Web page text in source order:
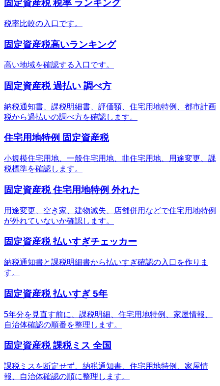
固定資産税 税率 ランキング
税率比較の入口です。
固定資産税高いランキング
高い地域を確認する入口です。
固定資産税 過払い 調べ方
納税通知書、課税明細書、評価額、住宅用地特例、都市計画
税から過払いの調べ方を確認します。
住宅用地特例 固定資産税
小規模住宅用地、一般住宅用地、非住宅用地、用途変更、課
税標準を確認します。
固定資産税 住宅用地特例 外れた
用途変更、空き家、建物滅失、店舗併用などで住宅用地特例
が外れていないか確認します。
固定資産税 払いすぎチェッカー
納税通知書と課税明細書から払いすぎ確認の入口を作りま
す。
固定資産税 払いすぎ 5年
5年分を見直す前に、課税明細、住宅用地特例、家屋情報、
自治体確認の順番を整理します。
固定資産税 課税ミス 全国
課税ミスを断定せず、納税通知書、住宅用地特例、家屋情
報、自治体確認の順に整理します。